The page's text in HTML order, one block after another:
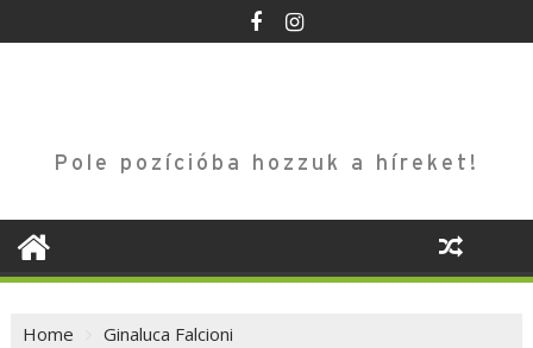
to
Pole pozícióba hozzuk a híreket!
Home Ginaluca Falcioni